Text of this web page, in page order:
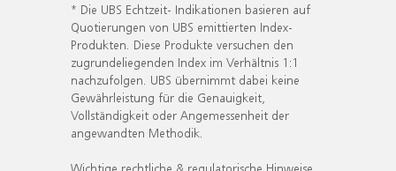
* Die UBS Echtzeit- Indikationen basieren auf
Quotierungen von UBS emittierten Index-
Produkten. Diese Produkte versuchen den
zugrundeliegenden Index im Verhältnis 1:1
nachzufolgen. UBS übernimmt dabei keine
Gewährleistung für die Genauigkeit,
Vollständigkeit oder Angemessenheit der
angewandten Methodik.